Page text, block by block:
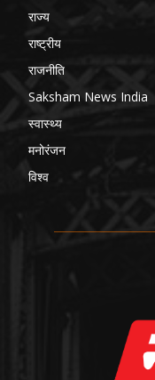
राज्य
राष्ट्रीय
राजनीति
Saksham News India
स्वास्थ्य
मनोरंजन
विश्व